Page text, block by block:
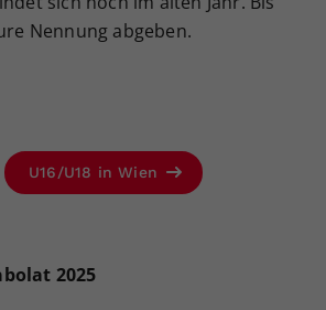
Nennung abgeben.
U16/U18 in Wien
2025